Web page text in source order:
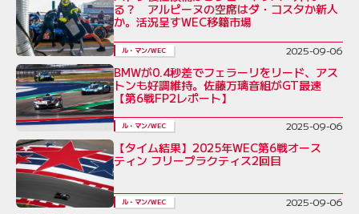
る？ アルピーヌの空席はダ・コスタか新人
か。活況呈すWEC移籍市場
ル・マン/WEC 2025-09-06
BMWが0.4秒差でフェラーリをリード、アス
トンも好調維持。佐藤万璃音組がGT最速
【第6戦FP2レポート】
ル・マン/WEC 2025-09-06
【タイム結果】2025年WEC第6戦オース
ティン フリープラクティス2回目
ル・マン/WEC 2025-09-06